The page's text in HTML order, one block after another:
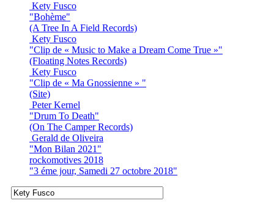
Kety Fusco
"Bohème"
(A Tree In A Field Records)
Kety Fusco
"Clip de « Music to Make a Dream Come True »"
(Floating Notes Records)
Kety Fusco
"Clip de « Ma Gnossienne » "
(Site)
Peter Kernel
"Drum To Death"
(On The Camper Records)
Gerald de Oliveira
"Mon Bilan 2021"
rockomotives 2018
"3 éme jour, Samedi 27 octobre 2018"